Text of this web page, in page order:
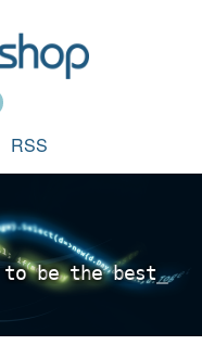
RSS
to be the best_